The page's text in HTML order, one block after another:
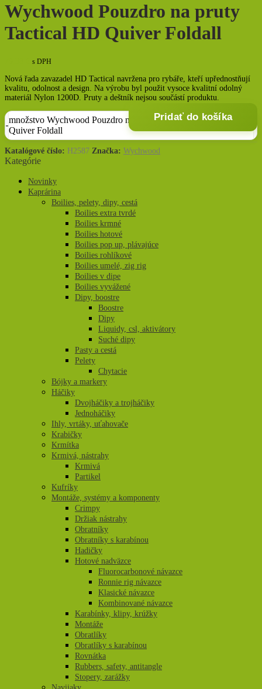
Wychwood Pouzdro na pruty
Tactical HD Quiver Foldall
s DPH
Nová řada zavazadel HD Tactical navržena pro rybáře, kteří upřednostňují
kvalitu, odolnost a design. Na výrobu byl použit vysoce kvalitní odolný
materiál Nylon 1200D. Pruty a deštník nejsou součástí produktu.
množstvo Wychwood Pouzdro na pruty Tactical HD
Quiver Foldall
Pridať do košíka
Katalógové číslo: H2587 Značka: Wychwood
Kategórie
Novinky
Kaprárina
Boilies, pelety, dipy, cestá
Boilies extra tvrdé
Boilies krmné
Boilies hotové
Boilies pop up, plávajúce
Boilies rohlíkové
Boilies umelé, zig rig
Boilies v dipe
Boilies vyvážené
Dipy, boostre
Boostre
Dipy
Liquidy, csl, aktivátory
Suché dipy
Pasty a cestá
Pelety
Chytacie
Bójky a markery
Háčiky
Dvojháčiky a trojháčiky
Jednoháčiky
Ihly, vrtáky, uťahovače
Krabičky
Krmítka
Krmivá, nástrahy
Krmivá
Partikel
Kufríky
Montáže, systémy a komponenty
Crimpy
Držiak nástrahy
Obratníky
Obratníky s karabínou
Hadičky
Hotové nadväzce
Fluorocarbonové návazce
Ronnie rig návazce
Klasické návazce
Kombinované návazce
Karabínky, klipy, krúžky
Montáže
Obratlíky
Obratlíky s karabínou
Rovnátka
Rubbers, safety, antitangle
Stopery, zarážky